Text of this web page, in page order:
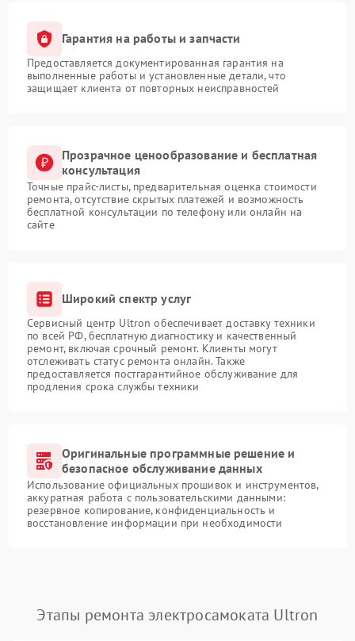
Гарантия на работы и запчасти
Предоставляется документированная гарантия на
выполненные работы и установленные детали, что
защищает клиента от повторных неисправностей
Прозрачное ценообразование и бесплатная
консультация
Точные прайс-листы, предварительная оценка стоимости
ремонта, отсутствие скрытых платежей и возможность
бесплатной консультации по телефону или онлайн на
сайте
Широкий спектр услуг
Сервисный центр Ultron обеспечивает доставку техники
по всей РФ, бесплатную диагностику и качественный
ремонт, включая срочный ремонт. Клиенты могут
отслеживать статус ремонта онлайн. Также
предоставляется постгарантийное обслуживание для
продления срока службы техники
Оригинальные программные решение и
безопасное обслуживание данных
Использование официальных прошивок и инструментов,
аккуратная работа с пользовательскими данными:
резервное копирование, конфиденциальность и
восстановление информации при необходимости
Этапы ремонта электросамоката Ultron